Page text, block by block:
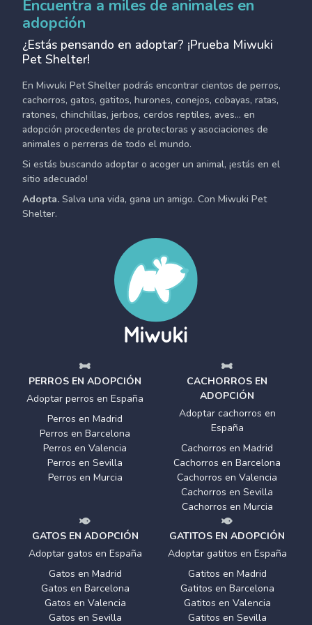
Encuentra a miles de animales en
adopción
¿Estás pensando en adoptar? ¡Prueba Miwuki
Pet Shelter!
En Miwuki Pet Shelter podrás encontrar cientos de perros,
cachorros, gatos, gatitos, hurones, conejos, cobayas, ratas,
ratones, chinchillas, jerbos, cerdos reptiles, aves... en
adopción procedentes de protectoras y asociaciones de
animales o perreras de todo el mundo.
Si estás buscando adoptar o acoger un animal, ¡estás en el
sitio adecuado!
Adopta. Salva una vida, gana un amigo. Con Miwuki Pet
Shelter.
PERROS EN ADOPCIÓN
Adoptar perros en España
Perros en Madrid
Perros en Barcelona
Perros en Valencia
Perros en Sevilla
Perros en Murcia
CACHORROS EN
ADOPCIÓN
Adoptar cachorros en
España
Cachorros en Madrid
Cachorros en Barcelona
Cachorros en Valencia
Cachorros en Sevilla
Cachorros en Murcia
GATOS EN ADOPCIÓN
Adoptar gatos en España
Gatos en Madrid
Gatos en Barcelona
Gatos en Valencia
Gatos en Sevilla
GATITOS EN ADOPCIÓN
Adoptar gatitos en España
Gatitos en Madrid
Gatitos en Barcelona
Gatitos en Valencia
Gatitos en Sevilla